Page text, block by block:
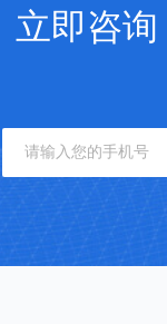
立即咨